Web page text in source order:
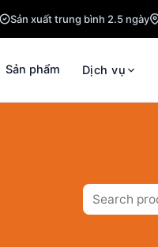
Sản xuất trung bình 2.5 ngày
Sản phẩm Dịch vụ
Tìm
kiếm: